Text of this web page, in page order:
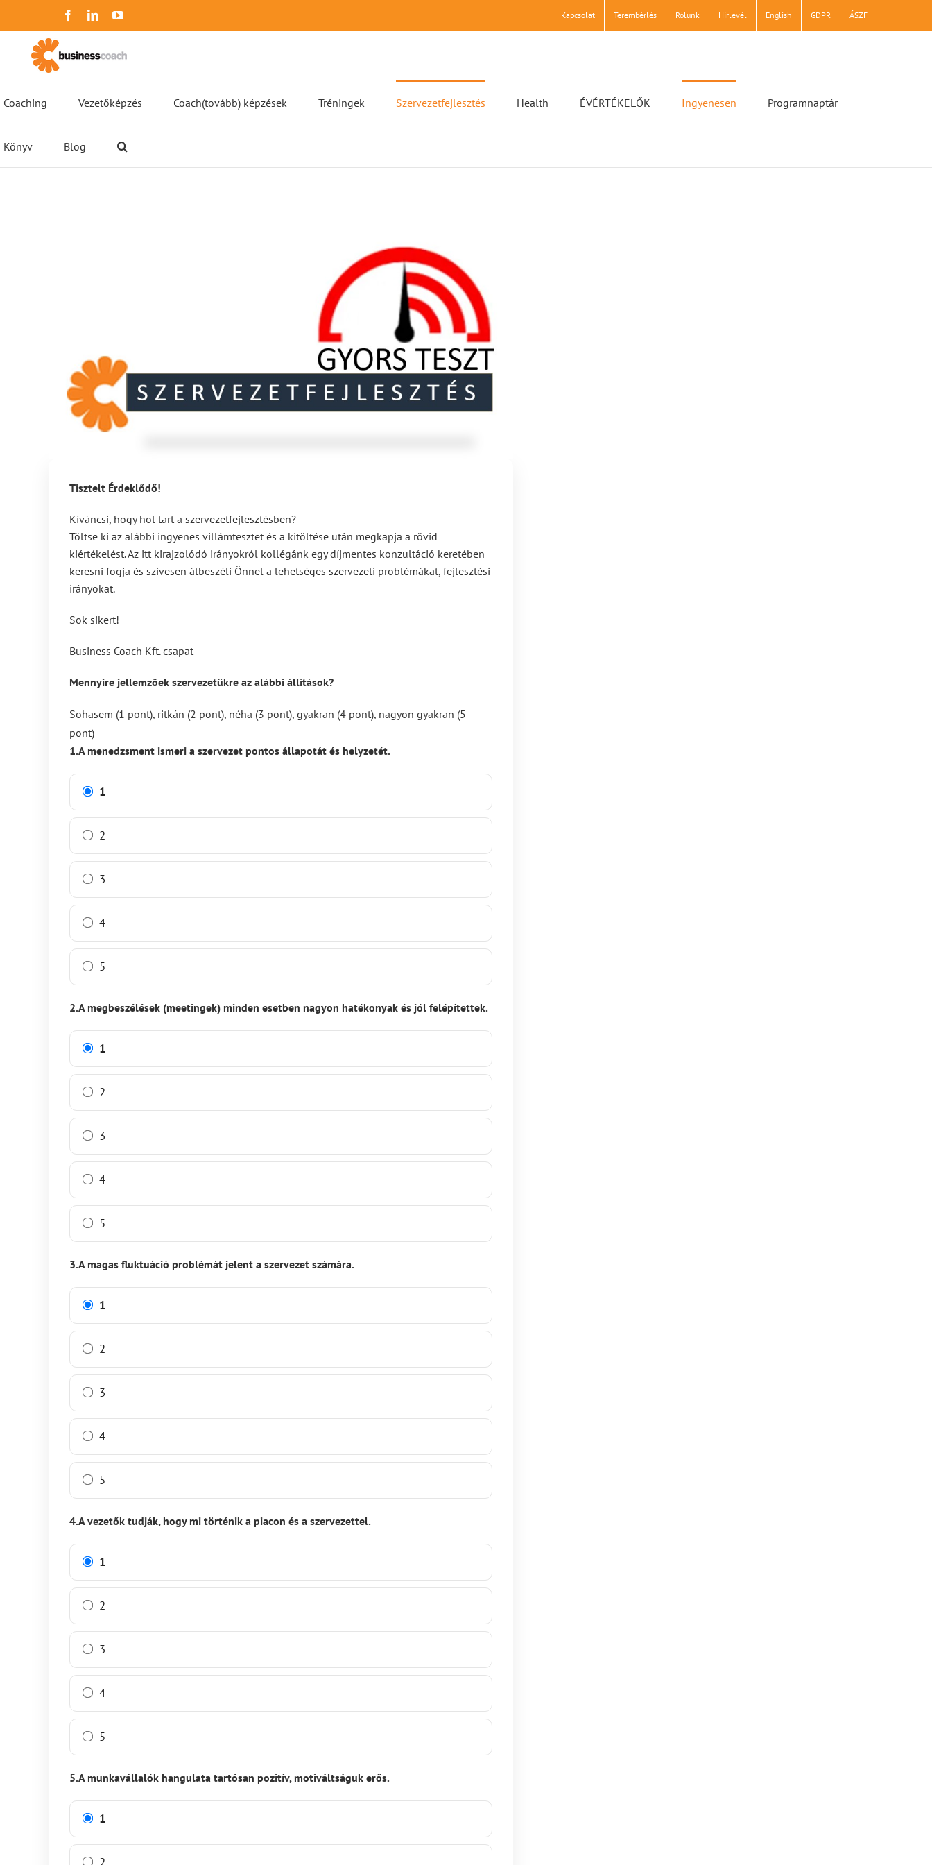
FacebookLinkedInYouTube Kapcsolat Terembérlés Rólunk Hírlevél English GDPR ÁSZF
Coaching Vezetőképzés Coach(tovább) képzések Tréningek Szervezetfejlesztés Health ÉVÉRTÉKELŐK Ingyenesen Programnaptár
Könyv Blog
Tisztelt Érdeklődő!
Kíváncsi, hogy hol tart a szervezetfejlesztésben?
Töltse ki az alábbi ingyenes villámtesztet és a kitöltése után megkapja a rövid
kiértékelést. Az itt kirajzolódó irányokról kollégánk egy díjmentes konzultáció keretében
keresni fogja és szívesen átbeszéli Önnel a lehetséges szervezeti problémákat, fejlesztési
irányokat.
Sok sikert!
Business Coach Kft. csapat
Mennyire jellemzőek szervezetükre az alábbi állítások?
Sohasem (1 pont), ritkán (2 pont), néha (3 pont), gyakran (4 pont), nagyon gyakran (5
pont)
1.A menedzsment ismeri a szervezet pontos állapotát és helyzetét.
1
2
3
4
5
2.A megbeszélések (meetingek) minden esetben nagyon hatékonyak és jól felépítettek.
1
2
3
4
5
3.A magas fluktuáció problémát jelent a szervezet számára.
1
2
3
4
5
4.A vezetők tudják, hogy mi történik a piacon és a szervezettel.
1
2
3
4
5
5.A munkavállalók hangulata tartósan pozitív, motiváltságuk erős.
1